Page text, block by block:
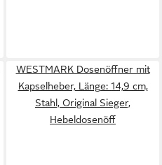
WESTMARK Dosenöffner mit
Kapselheber, Länge: 14,9 cm,
Stahl, Original Sieger,
Hebeldosenöff